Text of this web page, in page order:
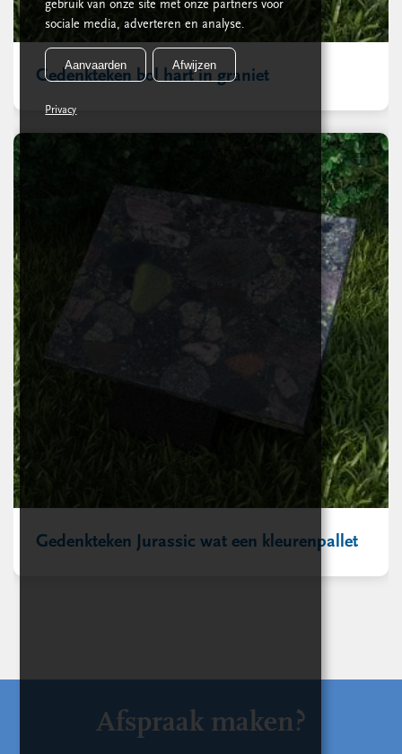
Gedenkteken bol hart in graniet
Gedenkteken Jurassic wat een kleurenpallet
Afspraak maken?
gebruik van onze site met onze partners voor
sociale media, adverteren en analyse.
Aanvaarden Afwijzen
Privacy